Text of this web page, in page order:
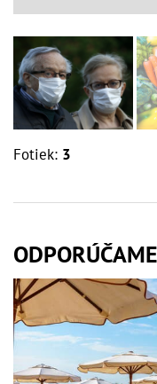
Fotiek: 3
ODPORÚČAME